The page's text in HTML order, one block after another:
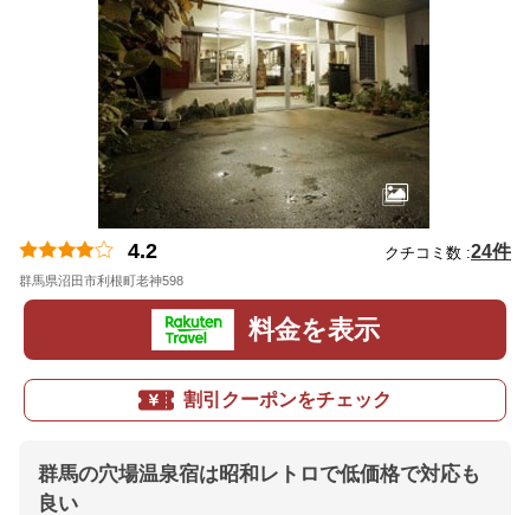
4.2 クチコミ数 :24件
群馬県沼田市利根町老神598
料金を表示
割引クーポンをチェック
群馬の穴場温泉宿は昭和レトロで低価格で対応も
良い